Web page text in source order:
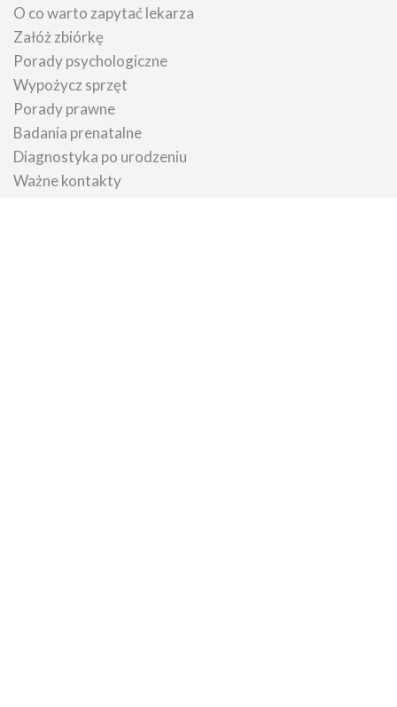
O co warto zapytać lekarza
Załóż zbiórkę
Porady psychologiczne
Wypożycz sprzęt
Porady prawne
Badania prenatalne
Diagnostyka po urodzeniu
Ważne kontakty